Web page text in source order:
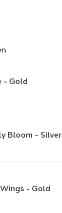
- Gold
Bloom - Silver
- Gold